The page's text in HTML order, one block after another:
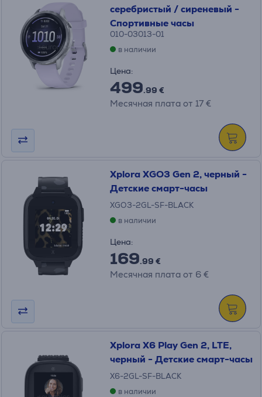
серебристый / сиреневый -
Спортивные часы
010-03013-01
в наличии
Цена:
499.99 €
Месячная плата от 17 €
Xplora XGO3 Gen 2, черный -
Детские смарт-часы
XGO3-2GL-SF-BLACK
в наличии
Цена:
169.99 €
Месячная плата от 6 €
Xplora X6 Play Gen 2, LTE,
черный - Детские смарт-часы
X6-2GL-SF-BLACK
в наличии